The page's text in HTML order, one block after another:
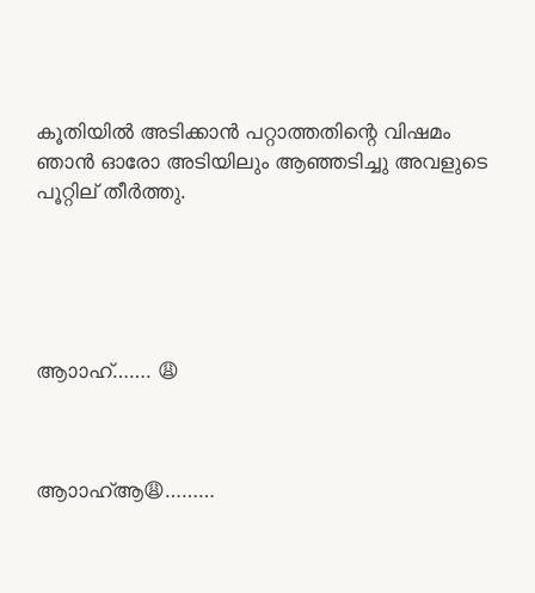
കൂതിയിൽ അടിക്കാൻ പറ്റാത്തതിന്റെ വിഷമം
ഞാൻ ഓരോ അടിയിലും ആഞ്ഞടിച്ചു അവളുടെ
പൂറ്റില് തീർത്തു.
ആാാഹ്……. 😩
ആാാഹ്ആ😩………